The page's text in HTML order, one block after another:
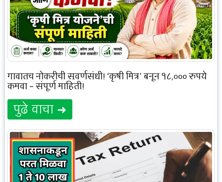
गावातच नोकरीची सुवर्णसंधी! ‘कृषी मित्र’ बनून १८,००० रुपये
कमवा – संपूर्ण माहिती!
पुढे वाचा ➜